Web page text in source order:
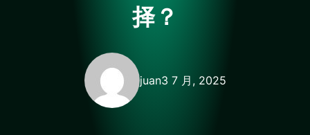
择？
juan3 7 月, 2025